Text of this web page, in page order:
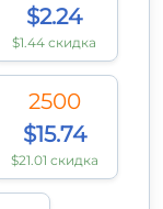
$2.24
$1.44 скидка
2500
$15.74
$21.01 скидка